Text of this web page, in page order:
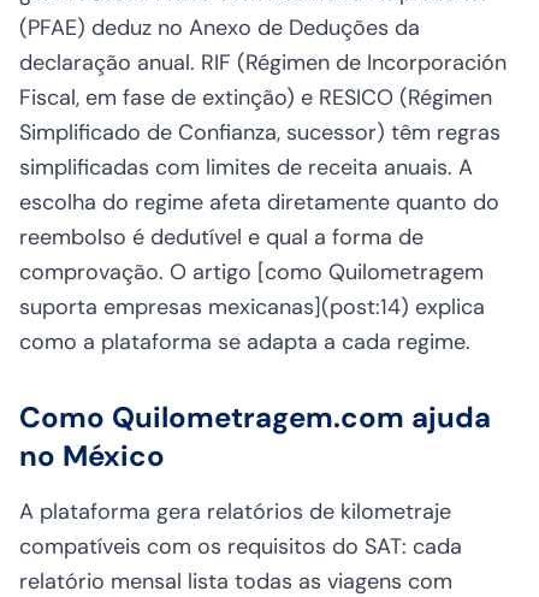
(PFAE) deduz no Anexo de Deduções da
declaração anual. RIF (Régimen de Incorporación
Fiscal, em fase de extinção) e RESICO (Régimen
Simplificado de Confianza, sucessor) têm regras
simplificadas com limites de receita anuais. A
escolha do regime afeta diretamente quanto do
reembolso é dedutível e qual a forma de
comprovação. O artigo [como Quilometragem
suporta empresas mexicanas](post:14) explica
como a plataforma se adapta a cada regime.
Como Quilometragem.com ajuda
no México
A plataforma gera relatórios de kilometraje
compatíveis com os requisitos do SAT: cada
relatório mensal lista todas as viagens com